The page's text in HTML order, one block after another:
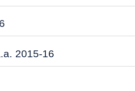
2015-16